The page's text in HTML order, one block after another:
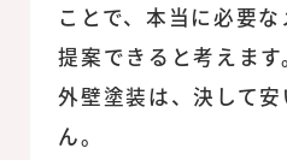
ことで、本当に必要
提案できると考えます
外壁塗装は、決して
ん。